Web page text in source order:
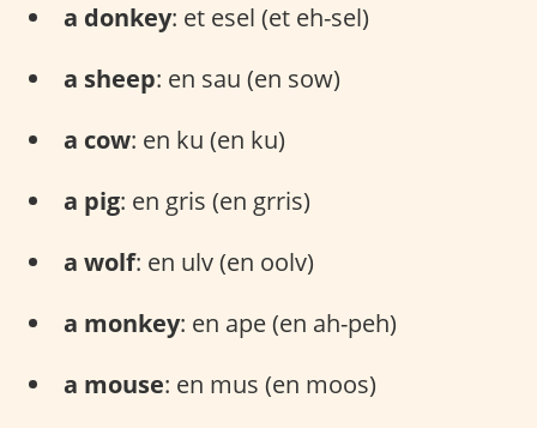
a donkey: et esel (et eh-sel)
a sheep: en sau (en sow)
a cow: en ku (en ku)
a pig: en gris (en grris)
a wolf: en ulv (en oolv)
a monkey: en ape (en ah-peh)
a mouse: en mus (en moos)